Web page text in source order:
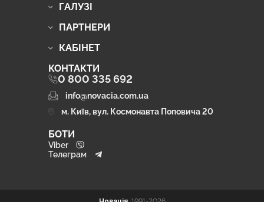
ГАЛУЗІ
ПАРТНЕРИ
КАБІНЕТ
КОНТАКТИ
0 800 335 692
info@novacia.com.ua
м. Київ, вул. Космонавта Поповича 20
БОТИ
Viber
Телеграм